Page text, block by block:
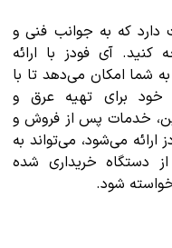
دارد که به جوانب فنی و
آی فودز با ارائه
شما امکان می‌دهد تا با
خود برای تهیه عرق و
خدمات پس از فروش و
ارائه می‌شود، می‌تواند به
دستگاه خریداری شده
شود.